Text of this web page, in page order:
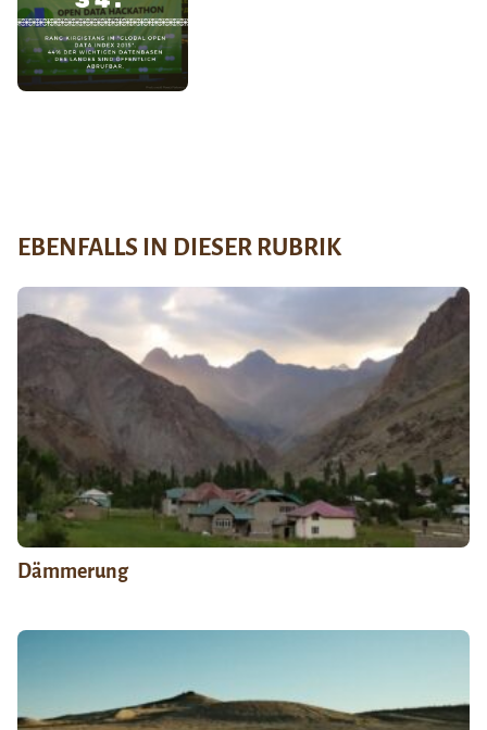
EBENFALLS IN DIESER RUBRIK
Dämmerung